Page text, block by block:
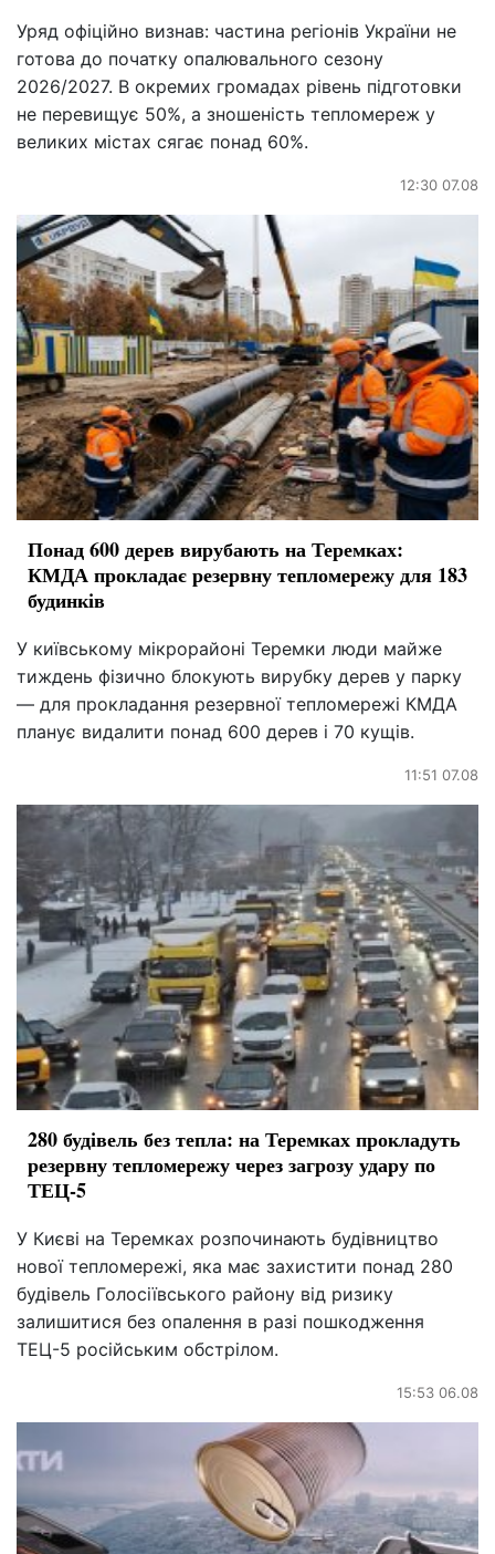
Уряд офіційно визнав: частина регіонів України не
готова до початку опалювального сезону
2026/2027. В окремих громадах рівень підготовки
не перевищує 50%, а зношеність тепломереж у
великих містах сягає понад 60%.
12:30 07.08
Понад 600 дерев вирубають на Теремках:
КМДА прокладає резервну тепломережу для 183
будинків
У київському мікрорайоні Теремки люди майже
тиждень фізично блокують вирубку дерев у парку
— для прокладання резервної тепломережі КМДА
планує видалити понад 600 дерев і 70 кущів.
11:51 07.08
280 будівель без тепла: на Теремках прокладуть
резервну тепломережу через загрозу удару по
ТЕЦ-5
У Києві на Теремках розпочинають будівництво
нової тепломережі, яка має захистити понад 280
будівель Голосіївського району від ризику
залишитися без опалення в разі пошкодження
ТЕЦ-5 російським обстрілом.
15:53 06.08